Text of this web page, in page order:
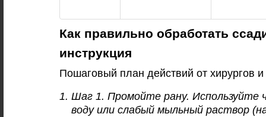
Как правильно обработать
инструкция
Пошаговый план действий от хирургов
Шаг 1. Промойте рану. Используйте
воду или слабый мыльный раствор